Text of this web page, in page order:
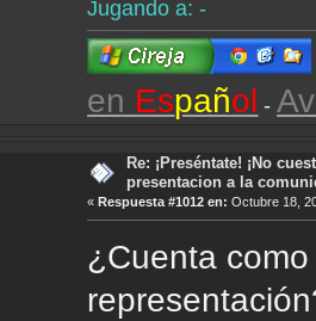
Jugando a: -
en Español -
Re: ¡Preséntate! ¡No
presentacion a la
«Respuesta #1012 en: Octubre 18,
¿Cuenta